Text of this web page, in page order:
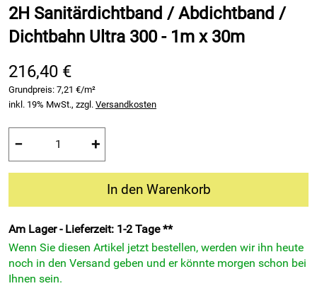
2H Sanitärdichtband / Abdichtband /
Dichtbahn Ultra 300 - 1m x 30m
216,40 €
Grundpreis: 7,21 €/m²
inkl. 19% MwSt., zzgl. Versandkosten
− +
In den Warenkorb
Am Lager - Lieferzeit: 1-2 Tage **
Wenn Sie diesen Artikel jetzt bestellen, werden wir ihn heute
noch in den Versand geben und er könnte morgen schon bei
Ihnen sein.